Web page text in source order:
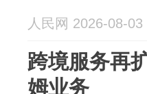
人民网 2026-08-03
跨境服务再
姆业务